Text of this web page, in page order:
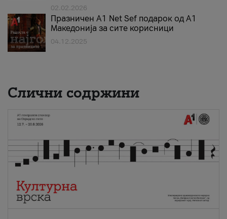
02.02.2026
Празничен A1 Net Sеf подарок од А1
Македонија за сите корисници
04.12.2025
Слични содржини